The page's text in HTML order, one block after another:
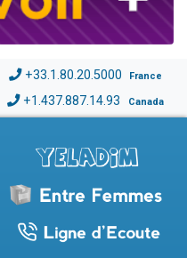
+33.1.80.20.5000 France
+1.437.887.14.93 Canada